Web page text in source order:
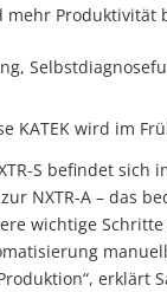
Produktivität
KATEK wird im
S befindet
NXTR-A – das
wichtige
erklärt